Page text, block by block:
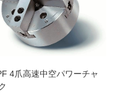
4爪高速中空パワーチャ